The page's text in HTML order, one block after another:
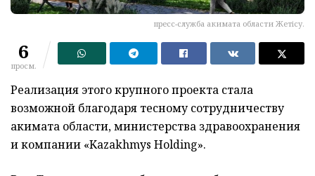
пресс-служба акимата области Жетiсу.
6
просм.
Реализация этого крупного проекта стала
возможной благодаря тесному сотрудничеству
акимата области, министерства здравоохранения
и компании «Kazakhmys Holding».